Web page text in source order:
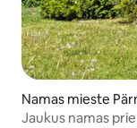
Namas mieste
Jaukus namas